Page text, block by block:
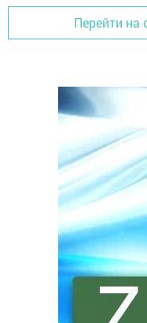
Перейти на